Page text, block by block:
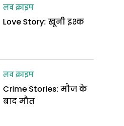
लव क्राइम
Love Story: खूनी इश्क
लव क्राइम
Crime Stories: मौज के
बाद मौत